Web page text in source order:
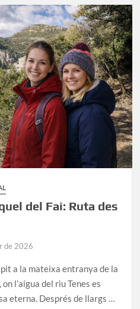
del Fai: Ruta des
de 2026
a la mateixa entranya de la
l’aigua del riu Tenes es
eterna. Després de llargs …